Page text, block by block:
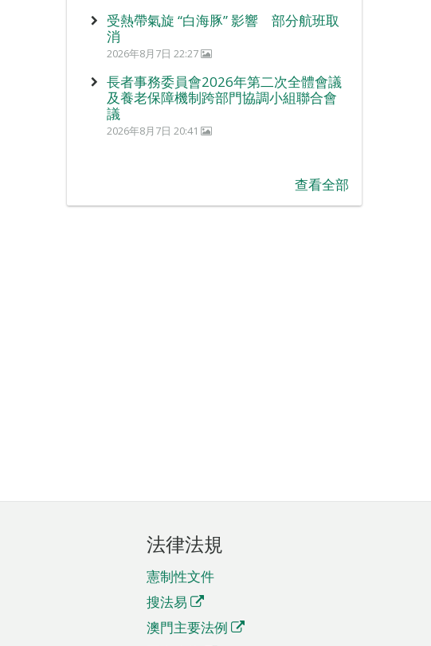
受熱帶氣旋 “白海豚” 影響 部分航班取
消
2026年8月7日 22:27
長者事務委員會2026年第二次全體會議
及養老保障機制跨部門協調小組聯合會
議
2026年8月7日 20:41
查看全部
法律法規
憲制性文件
搜法易
澳門主要法例